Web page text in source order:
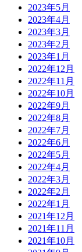
2023年5月
2023年4月
2023年3月
2023年2月
2023年1月
2022年12月
2022年11月
2022年10月
2022年9月
2022年8月
2022年7月
2022年6月
2022年5月
2022年4月
2022年3月
2022年2月
2022年1月
2021年12月
2021年11月
2021年10月